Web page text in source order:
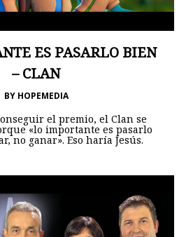
ES PASARLO BIEN
– CLAN
BY HOPEMEDIA
el premio, el Clan se
«lo importante es pasarlo
no ganar». Eso haría Jesús.